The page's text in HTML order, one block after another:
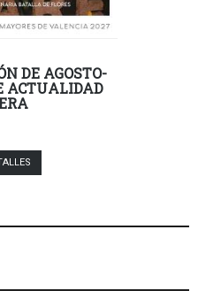
DE AGOSTO-
ACTUALIDAD